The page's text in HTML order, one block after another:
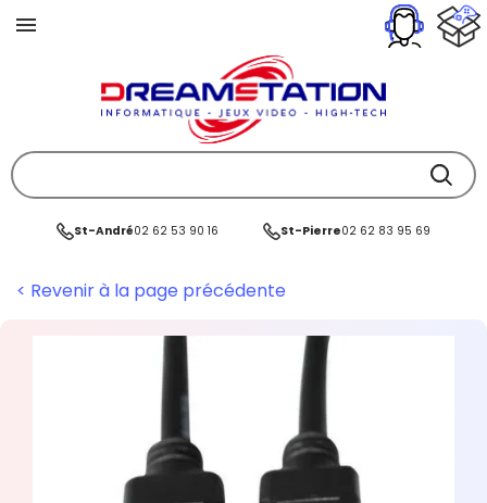
St-André02 62 53 90 16 St-Pierre02 62 83 95 69
< Revenir à la page précédente